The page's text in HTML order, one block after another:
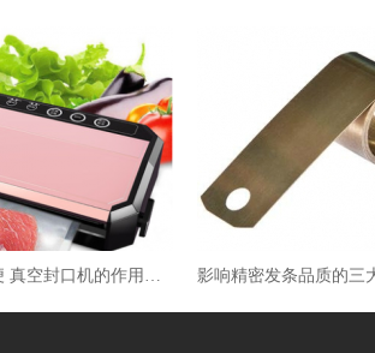
影响精密发条品质的三